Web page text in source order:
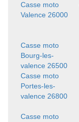
Casse moto
Valence 26000
Casse moto
Bourg-les-
valence 26500
Casse moto
Portes-les-
valence 26800
Casse moto